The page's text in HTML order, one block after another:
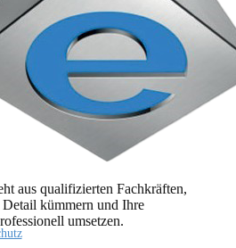
aus qualifizierten Fachkräften,
Detail kümmern und Ihre
umsetzen.